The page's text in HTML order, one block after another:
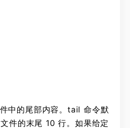
中的尾部内容。tail 命令默
件的末尾 10 行。如果给定